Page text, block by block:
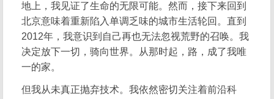
地上，我见证了生命的无限可能。然而，接下来回到
北京意味着重新陷入单调乏味的城市生活轮回。直到
2012年，我意识到自己再也无法忽视荒野的召唤。我
决定放下一切，骑向世界。从那时起，路，成了我唯
一的家。
但我从未真正抛弃技术。我依然密切关注着前沿科